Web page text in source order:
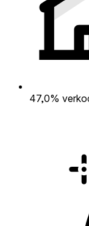
47,0%